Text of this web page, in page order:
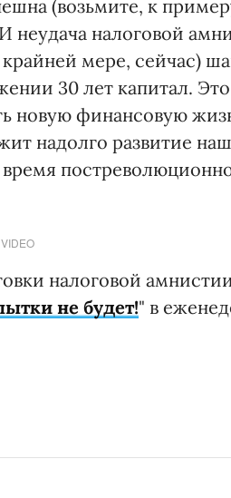
(возьмите, к
неудача налоговой
мере, сейчас)
30 лет капитал.
новую финансовую
надолго развитие
налоговой
не будет!" в